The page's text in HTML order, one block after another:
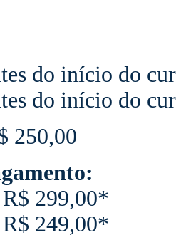
do início do
do início do
250,00
299,00*
249,00*